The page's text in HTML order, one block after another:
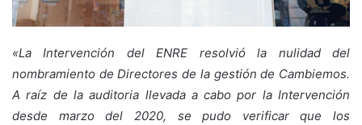
«La Intervención del ENRE resolvió la nulidad del
nombramiento de Directores de la gestión de Cambiemos.
A raíz de la auditoria llevada a cabo por la Intervención
desde marzo del 2020, se pudo verificar que los